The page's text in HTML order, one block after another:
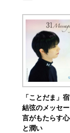
「ことだま」
結弦のメッセ
言がもたらす
と潤い